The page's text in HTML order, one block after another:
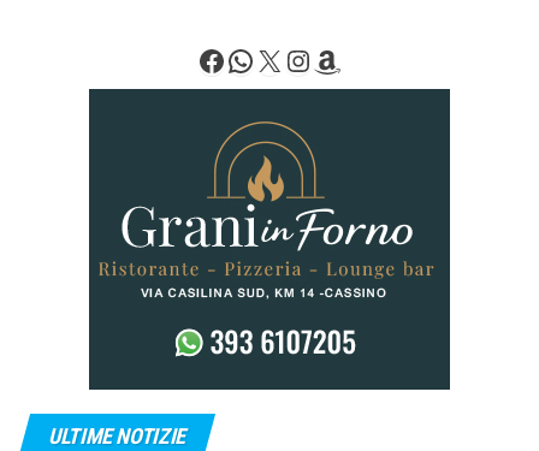
Facebook
WhatsApp
X Instagram
Amazon
ULTIME NOTIZIE